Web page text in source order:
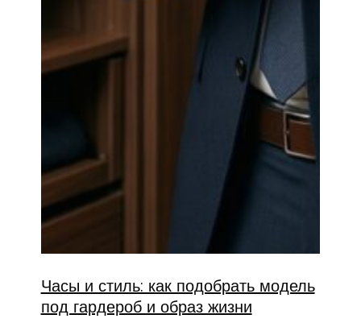
Часы и стиль: как подобрать модель
под гардероб и образ жизни